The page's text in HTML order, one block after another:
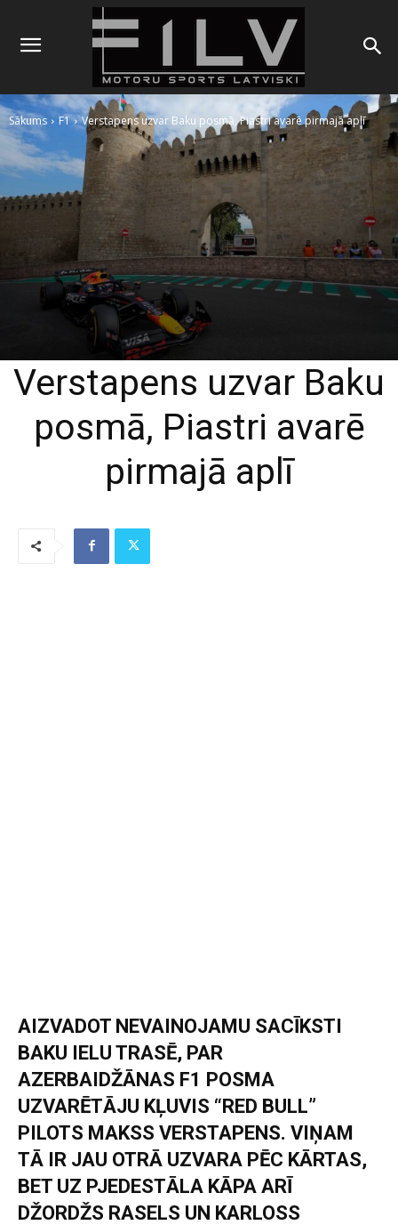
Sākums F1 Verstapens uzvar Baku posmā, Piastri avarē pirmajā aplī
Verstapens uzvar Baku
posmā, Piastri avarē
pirmajā aplī
AIZVADOT NEVAINOJAMU SACĪKSTI
BAKU IELU TRASĒ, PAR
AZERBAIDŽĀNAS F1 POSMA
UZVARĒTĀJU KĻUVIS “RED BULL”
PILOTS MAKSS VERSTAPENS. VIŅAM
TĀ IR JAU OTRĀ UZVARA PĒC KĀRTAS,
BET UZ PJEDESTĀLA KĀPA ARĪ
DŽORDŽS RASELS UN KARLOSS